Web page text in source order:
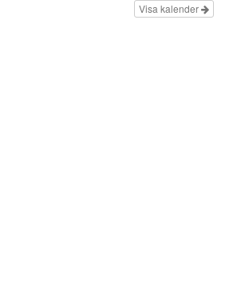
Visa kalender